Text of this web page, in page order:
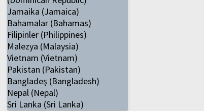
Jamaika (Jamaica)
Bahamalar (Bahamas)
Filipinler (Philippines)
Malezya (Malaysia)
Vietnam (Vietnam)
Pakistan (Pakistan)
Bangladeş (Bangladesh)
Nepal (Nepal)
Sri Lanka (Sri Lanka)